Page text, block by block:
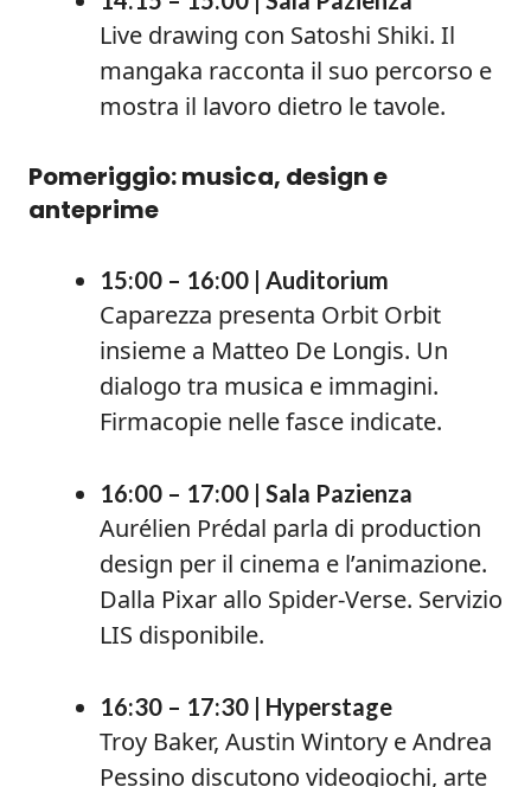
Live drawing con Satoshi Shiki. Il
mangaka racconta il suo percorso e
mostra il lavoro dietro le tavole.
Pomeriggio: musica, design e
anteprime
15:00 – 16:00 | Auditorium
Caparezza presenta Orbit Orbit
insieme a Matteo De Longis. Un
dialogo tra musica e immagini.
Firmacopie nelle fasce indicate.
16:00 – 17:00 | Sala Pazienza
Aurélien Prédal parla di production
design per il cinema e l’animazione.
Dalla Pixar allo Spider-Verse. Servizio
LIS disponibile.
16:30 – 17:30 | Hyperstage
Troy Baker, Austin Wintory e Andrea
Pessino discutono videogiochi, arte